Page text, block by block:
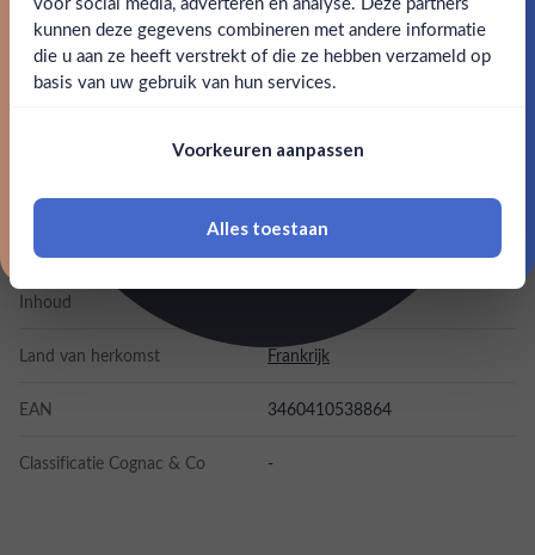
Ja Nee
18 jaar of ouder zijn
grenzen van traditionele rijping verkent met tropische
finesse.
Alcohol 46.20%
Merk
Inhoud
Land van herkomst Frankrijk
EAN 3460410538864
Classificatie Cognac & Co -
kunnen deze gegevens combineren met andere informatie
die u aan ze heeft verstrekt of die ze hebben verzameld op
basis van uw gebruik van hun services.
Voorkeuren aanpassen
Alles toestaan
Claim mijn korting